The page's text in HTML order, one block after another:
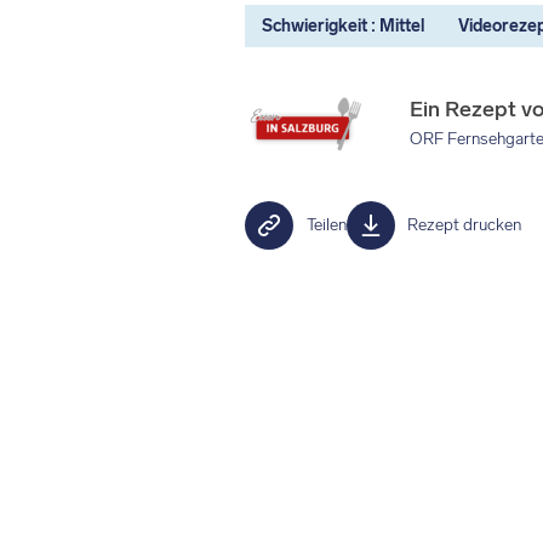
Schwierigkeit : Mittel
Ein Rezept
ORF
Teilen Rezept drucken